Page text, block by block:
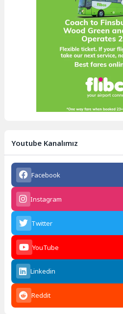
Youtube Kanalımız
Facebook
Instagram
Twitter
YouTube
Linkedin
Reddit